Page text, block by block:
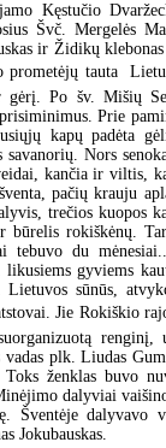
Kęstučio
Švč. Mergelės
ir Židikų
prometėjų tauta 
gėrį. Po šv. Mišių
Prie
kapų padėta
savanorių. Nors
kančia ir viltis,
pačių krauju
trečios kuopos
būrelis rokiškėnų.
tebuvo du
likusiems gyviems
Lietuvos sūnūs,
atstovai. Jie Rokiškio
vadas plk. Liudas
Toks ženklas buvo
dalyviai
Šventėje dalyvavo
Jokubauskas.